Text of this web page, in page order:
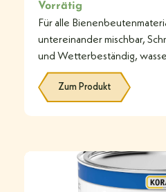
Vorrätig
Für alle
untereinander mischbar,
und Wetterbeständig,
farbintensiv durch hohen
Flasche für ca.
Zum Produkt